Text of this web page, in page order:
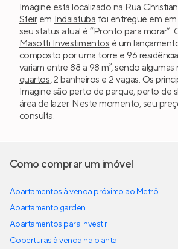
Imagine está localizado na Rua
Sfeirem Indaiatuba foi entregue em
seu status atual é “Pronto para morar”.
Masotti Investimentos é um
composto por uma torre e 96
variam entre 88 a 98 m², sendo
quartos, 2 banheiros e 2 vagas. Os
Imagine são perto de parque, perto de
área de lazer. Neste momento, seu
consulta.
Como comprar um imóvel
Apartamentos à venda próximo ao Metrô
Apartamento garden
Apartamentos para investir
Coberturas à venda na planta